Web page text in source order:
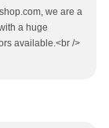
we are a
a huge
available.<br />